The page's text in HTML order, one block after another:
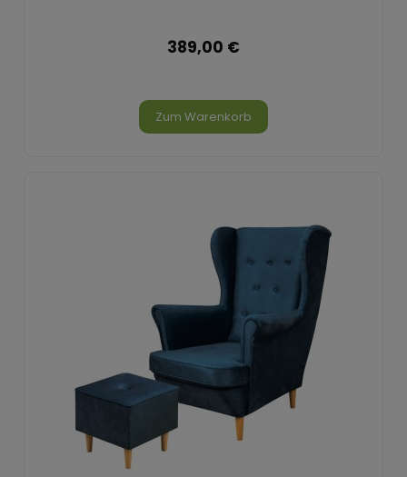
389,00 €
Zum Warenkorb